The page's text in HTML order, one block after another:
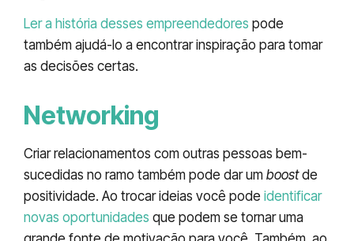
Ler a história desses empreendedores pode
também ajudá-lo a encontrar inspiração para tomar
as decisões certas.
Networking
Criar relacionamentos com outras pessoas bem-
sucedidas no ramo também pode dar um boostde
positividade. Ao trocar ideias você pode identificar
novas oportunidades que podem se tornar uma